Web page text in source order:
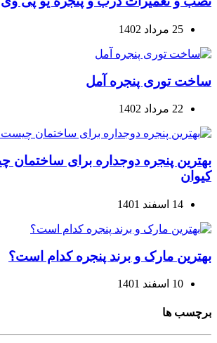
25 مرداد 1402
ساخت توری پنجره آمل
22 مرداد 1402
بهترین پنجره دوجداره برای ساختمان
کیوان
14 اسفند 1401
بهترین مارک و برند پنجره کدام است؟
10 اسفند 1401
برچسب ها